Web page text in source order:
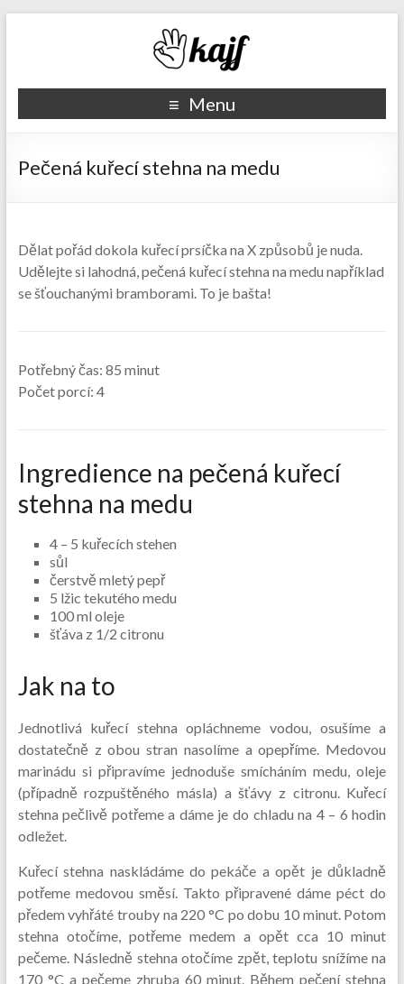
Recepty kajf.cz
Menu
Pečená kuřecí stehna na medu
Dělat pořád dokola kuřecí prsíčka na X způsobů je nuda.
Udělejte si lahodná, pečená kuřecí stehna na medu například
se šťouchanými bramborami. To je bašta!
Potřebný čas: 85 minut
Počet porcí: 4
Ingredience na pečená kuřecí
stehna na medu
4 – 5 kuřecích stehen
sůl
čerstvě mletý pepř
5 lžic tekutého medu
100 ml oleje
šťáva z 1/2 citronu
Jak na to
Jednotlivá kuřecí stehna opláchneme vodou, osušíme a
dostatečně z obou stran nasolíme a opepříme. Medovou
marinádu si připravíme jednoduše smícháním medu, oleje
(případně rozpuštěného másla) a šťávy z citronu. Kuřecí
stehna pečlivě potřeme a dáme je do chladu na 4 – 6 hodin
odležet.
Kuřecí stehna naskládáme do pekáče a opět je důkladně
potřeme medovou směsí. Takto připravené dáme péct do
předem vyhřáté trouby na 220 °C po dobu 10 minut. Potom
stehna otočíme, potřeme medem a opět cca 10 minut
pečeme. Následně stehna otočíme zpět, teplotu snížíme na
170 °C a pečeme zhruba 60 minut. Během pečení stehna